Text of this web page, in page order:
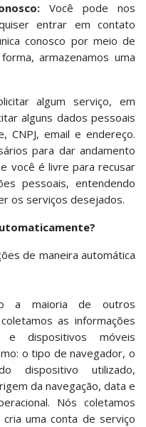
Você pode nos
entrar em contato
conosco por meio de
armazenamos uma
algum serviço, em
alguns dados pessoais
CNPJ, email e endereço.
para dar andamento
você é livre para recusar
pessoais, entendendo
os serviços desejados.
de maneira automática
a maioria de outros
as informações
dispositivos móveis
o tipo de navegador, o
dispositivo utilizado,
da navegação, data e
Nós coletamos
uma conta de serviço